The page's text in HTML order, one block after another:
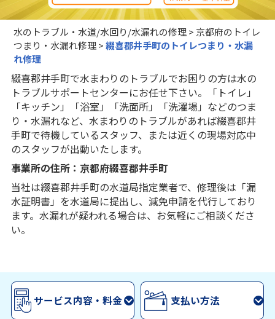
水のトラブル・水道/水回り/水漏れの修理> 京都府のトイレ
つまり・水漏れ修理>綴喜郡井手町のトイレつまり・水漏
れ修理
綴喜郡井手町で水まわりのトラブルでお困りの方は水の
トラブルサポートセンターにお任せ下さい。「トイレ」
「キッチン」「浴室」「洗面所」「洗濯場」などのつま
り・水漏れなど、水まわりのトラブルがあれば綴喜郡井
手町で待機しているスタッフ、または近くの現場対応中
のスタッフが出動いたします。
事業所の住所：京都府綴喜郡井手町
当社は綴喜郡井手町の水道局指定業者で、修理後は「漏
水証明書」を水道局に提出し、減免申請を代行しており
ます。水漏れが疑われる場合は、お気軽にご相談くださ
い。
サービス内容・料金 支払い方法